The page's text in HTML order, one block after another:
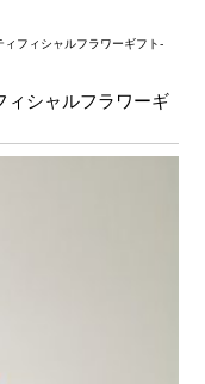
フィシャルフラワーギフト-
ィシャルフラワーギ